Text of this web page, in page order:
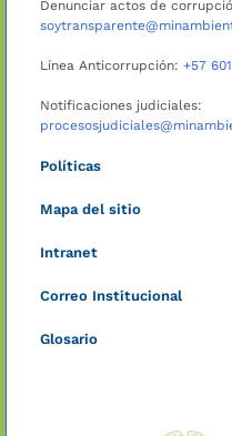
Denunciar actos de
Línea Anticorrupción: +57
Notificaciones judiciales:
Políticas
Mapa del sitio
Intranet
Correo Institucional
Glosario